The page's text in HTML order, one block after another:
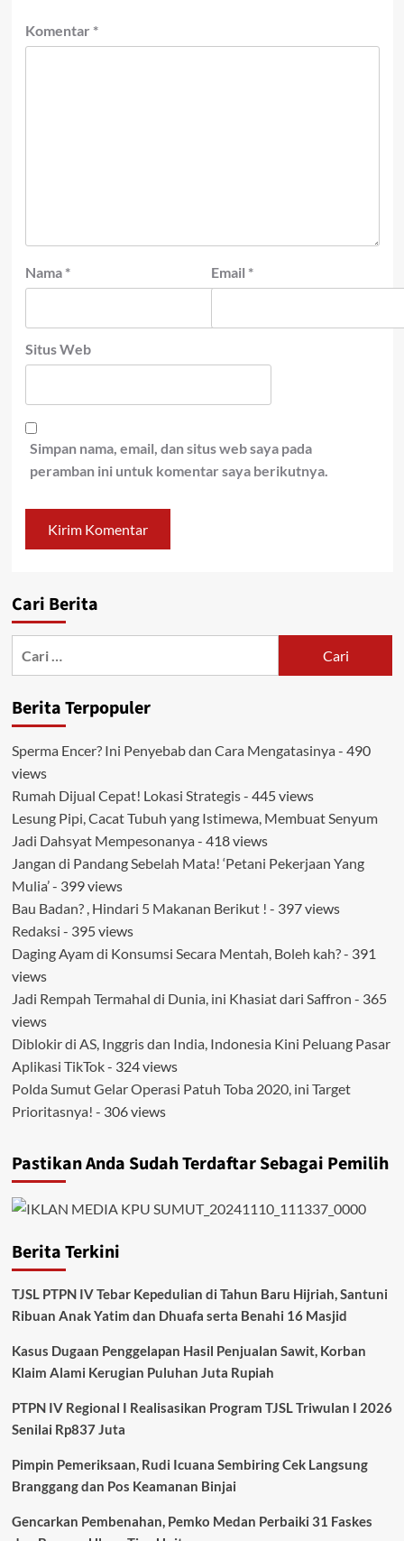
Komentar *
Nama * Email *
Situs Web
Simpan nama, email, dan situs web saya pada
peramban ini untuk komentar saya berikutnya.
Cari Berita
Berita Terpopuler
Sperma Encer? Ini Penyebab dan Cara Mengatasinya - 490
views
Rumah Dijual Cepat! Lokasi Strategis- 445 views
Lesung Pipi, Cacat Tubuh yang Istimewa, Membuat Senyum
Jadi Dahsyat Mempesonanya - 418 views
Jangan di Pandang Sebelah Mata! ‘Petani Pekerjaan Yang
Mulia’- 399 views
Bau Badan? , Hindari 5 Makanan Berikut ! - 397 views
Redaksi - 395 views
Daging Ayam di Konsumsi Secara Mentah, Boleh kah?- 391
views
Jadi Rempah Termahal di Dunia, ini Khasiat dari Saffron - 365
views
Diblokir di AS, Inggris dan India, Indonesia Kini Peluang Pasar
Aplikasi TikTok- 324 views
Polda Sumut Gelar Operasi Patuh Toba 2020, ini Target
Prioritasnya! - 306 views
Pastikan Anda Sudah Terdaftar Sebagai Pemilih
Berita Terkini
TJSL PTPN IV Tebar Kepedulian di Tahun Baru Hijriah, Santuni
Ribuan Anak Yatim dan Dhuafa serta Benahi 16 Masjid
Kasus Dugaan Penggelapan Hasil Penjualan Sawit, Korban
Klaim Alami Kerugian Puluhan Juta Rupiah
PTPN IV Regional I Realisasikan Program TJSL Triwulan I 2026
Senilai Rp837 Juta
Pimpin Pemeriksaan, Rudi Icuana Sembiring Cek Langsung
Branggang dan Pos Keamanan Binjai
Gencarkan Pembenahan, Pemko Medan Perbaiki 31 Faskes